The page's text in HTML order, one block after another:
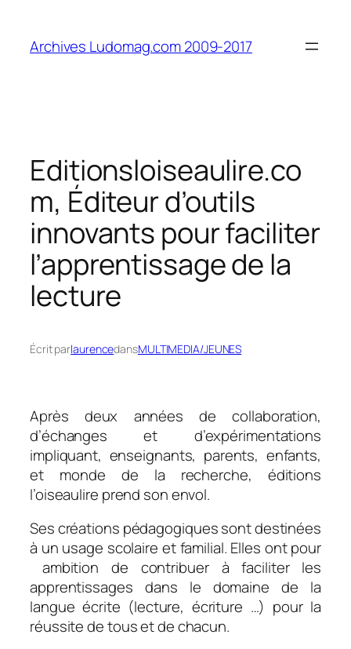
contenu
Archives Ludomag.com 2009-2017
Editionsloiseaulire.co
m, Éditeur d’outils
innovants pour faciliter
l’apprentissage de la
lecture
Écrit parlaurencedansMULTIMEDIA/JEUNES
Après deux années de collaboration,
d’échanges et d’expérimentations
impliquant, enseignants, parents, enfants,
et monde de la recherche, éditions
l’oiseaulire prend son envol.
Ses créations pédagogiques sont destinées
à un usage scolaire et familial. Elles ont pour
ambition de contribuer à faciliter les
apprentissages dans le domaine de la
langue écrite (lecture, écriture …) pour la
réussite de tous et de chacun.